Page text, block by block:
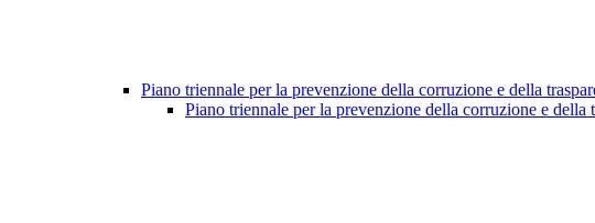
Piano triennale per la prevenzione della corruzione e della
Piano triennale per la prevenzione della corruzione e della